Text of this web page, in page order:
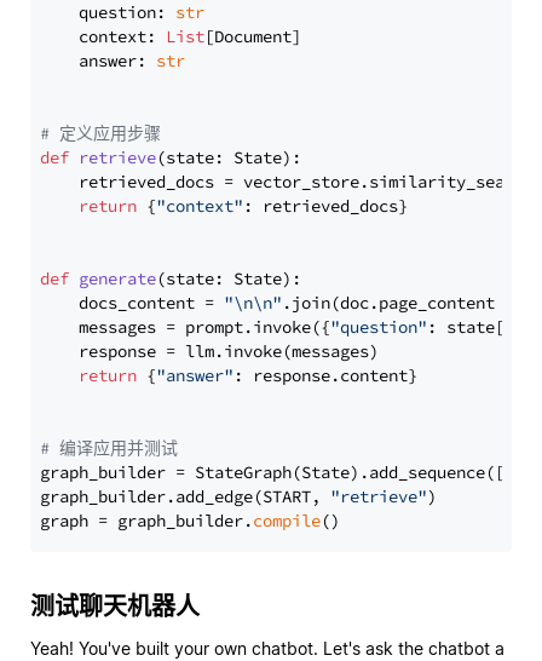
    question:
str
    context:
List[Document]
    answer:
str
# 定义应用步骤
def retrieve(state: State):
retrieved_docs =
return {"context" : retrieved_docs}
def generate(state: State):
    docs_content =
"\n\n" .join(doc.page_content
    messages = prompt.invoke({
"question" : state[
    response = llm.invoke(messages)
return {"answer" : response.content}
# 编译应用并测试
graph_builder =
graph_builder.add_edge(START, "retrieve")
graph = graph_builder.compile
测试聊天机器人
Yeah! You've built your own chatbot. Let's ask the chatbot a